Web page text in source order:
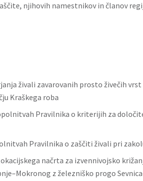
njihovih namestnikov in članov
živali zavarovanih prosto živečih
Kraškega roba
Pravilnika o kriterijih za
Pravilnika o zaščiti živali pri
načrta za izvennivojsko
z železniško progo